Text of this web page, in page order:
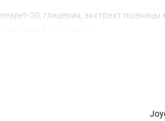
20, глицерин, экстракт